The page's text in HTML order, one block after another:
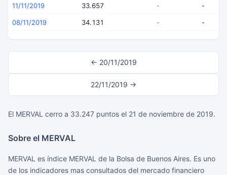
11/11/2019 33.657 - -
08/11/2019 34.131 - -
← 20/11/2019
22/11/2019 →
El MERVAL cerro a 33.247 puntos el 21 de noviembre de 2019.
Sobre el MERVAL
MERVAL es índice MERVAL de la Bolsa de Buenos Aires. Es uno
de los indicadores mas consultados del mercado financiero